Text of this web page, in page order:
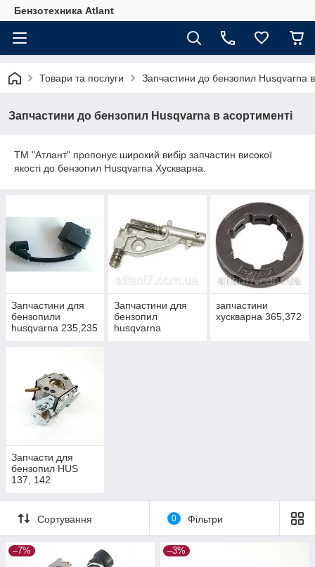
Бензотехника Atlant
Товари та послуги Запчастини до бензопил Husqvarna
Запчастини до бензопил Husqvarna в асортименті
ТМ "Атлант" пропонує широкий вибір запчастин високої
якості до бензопил Husqvarna Хускварна.
Запчастини для
бензопили
husqvarna 235,235
Запчастини для
бензопил
husqvarna
запчастини
хускварна 365,372
Запчасти для
бензопил HUS
137, 142
Сортування 0 Фільтри
–7% –3%